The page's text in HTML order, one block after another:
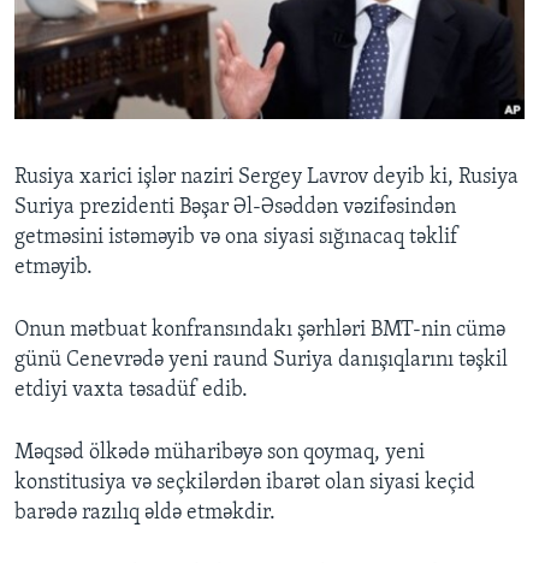
BIZI IZLƏYIN
Dillər
Rusiya xarici işlər naziri Sergey Lavrov deyib ki, Rusiya
Suriya prezidenti Bəşar Əl-Əsəddən vəzifəsindən
getməsini istəməyib və ona siyasi sığınacaq təklif
etməyib.
Onun mətbuat konfransındakı şərhləri BMT-nin cümə
günü Cenevrədə yeni raund Suriya danışıqlarını təşkil
etdiyi vaxta təsadüf edib.
Məqsəd ölkədə müharibəyə son qoymaq, yeni
konstitusiya və seçkilərdən ibarət olan siyasi keçid
barədə razılıq əldə etməkdir.